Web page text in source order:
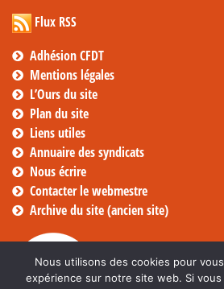
Flux RSS
Adhésion CFDT
Mentions légales
L’Ours du site
Plan du site
Liens utiles
Annuaire des syndicats
Nous écrire
Contacter le webmestre
Archive du site (ancien site)
Nous utilisons des cookies pour
expérience sur notre site web. Si